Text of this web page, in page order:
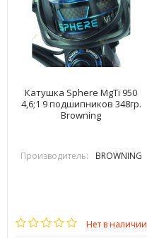
Катушка Sphere MgTi 950
4,6;1 9 подшипников 348гр.
Browning
Производитель: BROWNING
Нет в наличии